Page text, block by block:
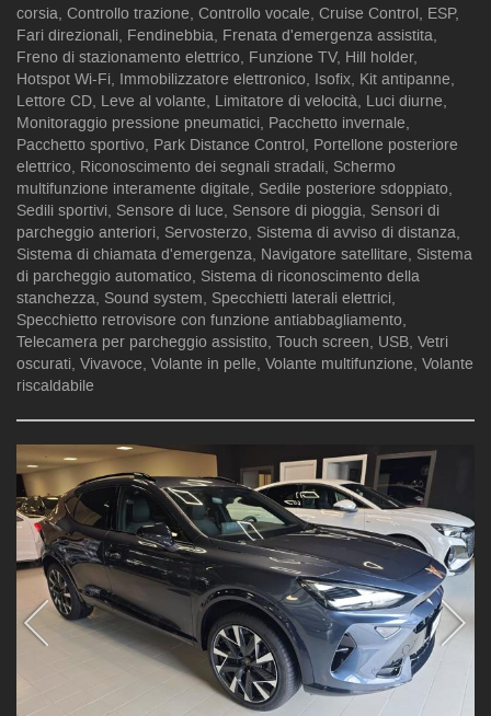
corsia, Controllo trazione, Controllo vocale, Cruise Control, ESP,
Fari direzionali, Fendinebbia, Frenata d'emergenza assistita,
Freno di stazionamento elettrico, Funzione TV, Hill holder,
Hotspot Wi-Fi, Immobilizzatore elettronico, Isofix, Kit antipanne,
Lettore CD, Leve al volante, Limitatore di velocità, Luci diurne,
Monitoraggio pressione pneumatici, Pacchetto invernale,
Pacchetto sportivo, Park Distance Control, Portellone posteriore
elettrico, Riconoscimento dei segnali stradali, Schermo
multifunzione interamente digitale, Sedile posteriore sdoppiato,
Sedili sportivi, Sensore di luce, Sensore di pioggia, Sensori di
parcheggio anteriori, Servosterzo, Sistema di avviso di distanza,
Sistema di chiamata d'emergenza, Navigatore satellitare, Sistema
di parcheggio automatico, Sistema di riconoscimento della
stanchezza, Sound system, Specchietti laterali elettrici,
Specchietto retrovisore con funzione antiabbagliamento,
Telecamera per parcheggio assistito, Touch screen, USB, Vetri
oscurati, Vivavoce, Volante in pelle, Volante multifunzione, Volante
riscaldabile